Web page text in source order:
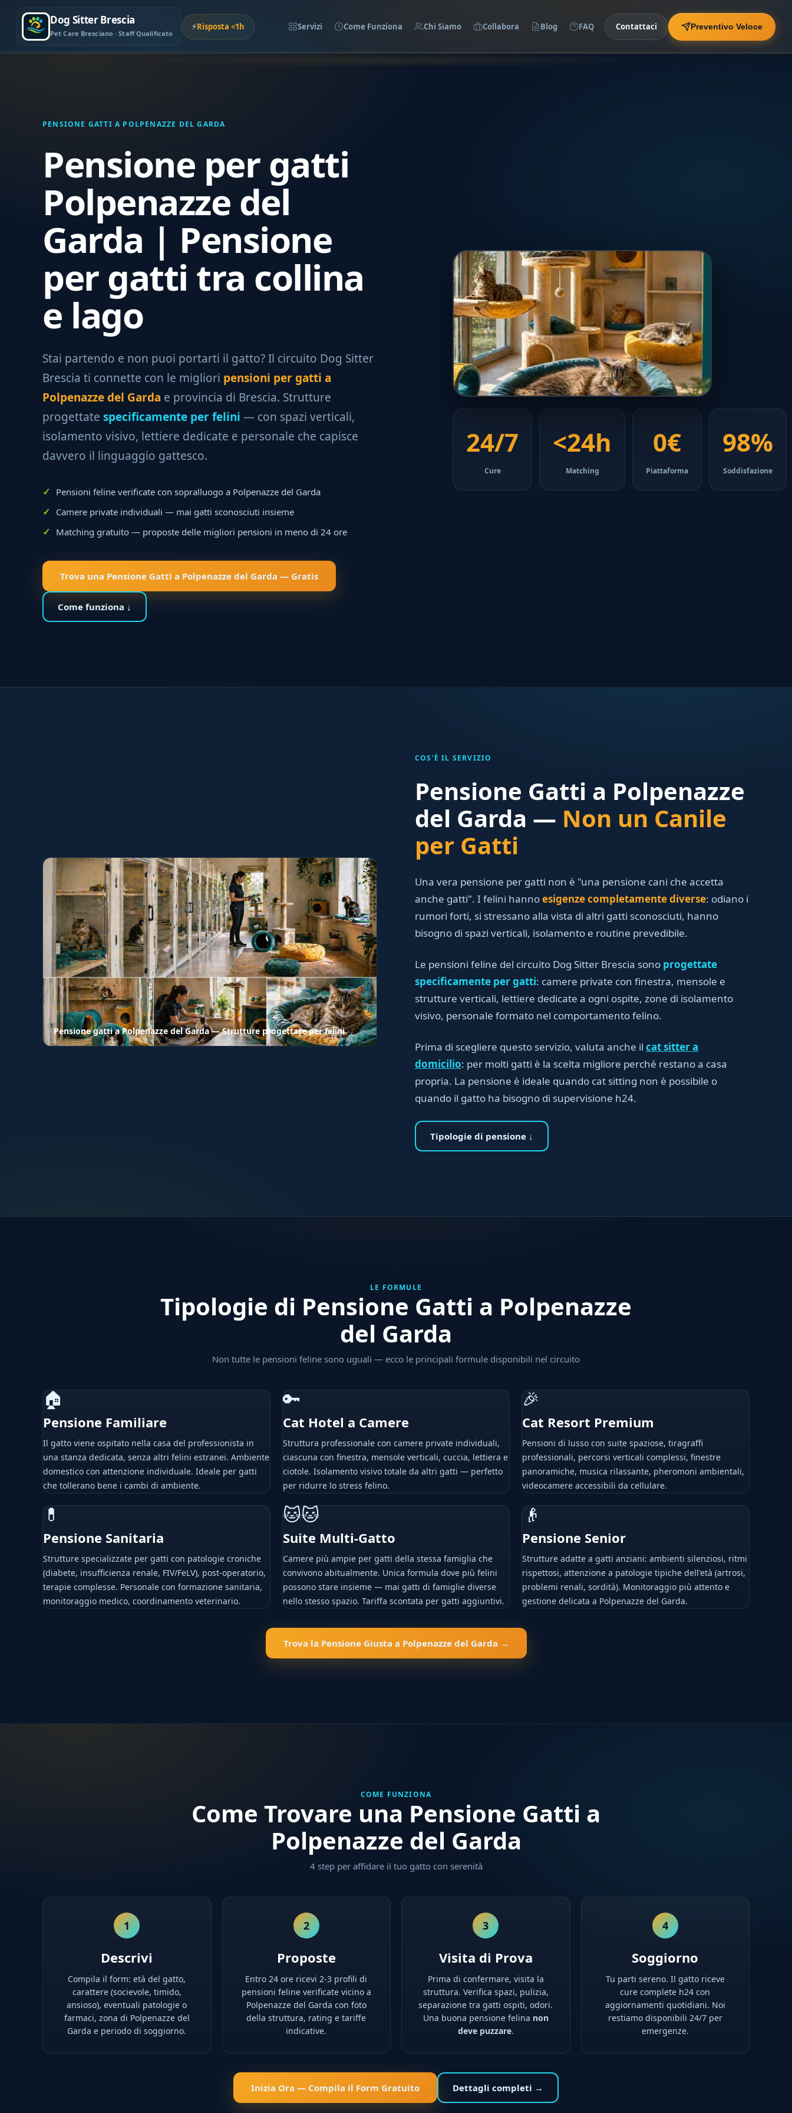
Dog Sitter Brescia
Pet Care Bresciano · Staff Qualificato
⚡Risposta <1h Servizi Come Funziona Chi Siamo Collabora Blog FAQ Contattaci Preventivo Veloce
PENSIONE GATTI A POLPENAZZE DEL GARDA
Pensione per gatti
Polpenazze del
Garda | Pensione
per gatti tra collina
e lago
Stai partendo e non puoi portarti il gatto? Il circuito Dog Sitter
Brescia ti connette con le migliori pensioni per gatti a
Polpenazze del Garda e provincia di Brescia. Strutture
progettate specificamente per felini — con spazi verticali,
isolamento visivo, lettiere dedicate e personale che capisce
davvero il linguaggio gattesco.
Pensioni feline verificate con sopralluogo a Polpenazze del Garda
Camere private individuali — mai gatti sconosciuti insieme
Matching gratuito — proposte delle migliori pensioni in meno di 24 ore
Trova una Pensione Gatti a Polpenazze del Garda — Gratis
Come funziona ↓
24/7
Cure
<24h
Matching
0€
Piattaforma
98%
Soddisfazione
Pensione gatti a Polpenazze del Garda — Strutture progettate per felini
COS'È IL SERVIZIO
Pensione Gatti a Polpenazze
del Garda — Non un Canile
per Gatti
Una vera pensione per gatti non è "una pensione cani che accetta
anche gatti". I felini hannoesigenze completamente diverse: odiano i
rumori forti, si stressano alla vista di altri gatti sconosciuti, hanno
bisogno di spazi verticali, isolamento e routine prevedibile.
Le pensioni feline del circuito Dog Sitter Brescia sono progettate
specificamente per gatti: camere private con finestra, mensole e
strutture verticali, lettiere dedicate a ogni ospite, zone di isolamento
visivo, personale formato nel comportamento felino.
Prima di scegliere questo servizio, valuta anche il cat sitter a
domicilio: per molti gatti è la scelta migliore perché restano a casa
propria. La pensione è ideale quando cat sitting non è possibile o
quando il gatto ha bisogno di supervisione h24.
Tipologie di pensione ↓
LE FORMULE
Tipologie di Pensione Gatti a Polpenazze
del Garda
Non tutte le pensioni feline sono uguali — ecco le principali formule disponibili nel circuito
🏠
Pensione Familiare
Il gatto viene ospitato nella casa del professionista in
una stanza dedicata, senza altri felini estranei. Ambiente
domestico con attenzione individuale. Ideale per gatti
che tollerano bene i cambi di ambiente.
🔑
Cat Hotel a Camere
Struttura professionale con camere private individuali,
ciascuna con finestra, mensole verticali, cuccia, lettiera e
ciotole. Isolamento visivo totale da altri gatti — perfetto
per ridurre lo stress felino.
🎉
Cat Resort Premium
Pensioni di lusso con suite spaziose, tiragraffi
professionali, percorsi verticali complessi, finestre
panoramiche, musica rilassante, pheromoni ambientali,
videocamere accessibili da cellulare.
💊
Pensione Sanitaria
Strutture specializzate per gatti con patologie croniche
(diabete, insufficienza renale, FIV/FeLV), post-operatorio,
terapie complesse. Personale con formazione sanitaria,
monitoraggio medico, coordinamento veterinario.
🐱🐱
Suite Multi-Gatto
Camere più ampie per gatti della stessa famiglia che
convivono abitualmente. Unica formula dove più felini
possono stare insieme — mai gatti di famiglie diverse
nello stesso spazio. Tariffa scontata per gatti aggiuntivi.
👴
Pensione Senior
Strutture adatte a gatti anziani: ambienti silenziosi, ritmi
rispettosi, attenzione a patologie tipiche dell'età (artrosi,
problemi renali, sordità). Monitoraggio più attento e
gestione delicata a Polpenazze del Garda.
Trova la Pensione Giusta a Polpenazze del Garda →
COME FUNZIONA
Come Trovare una Pensione Gatti a
Polpenazze del Garda
4 step per affidare il tuo gatto con serenità
1
Descrivi
Compila il form: età del gatto,
carattere (socievole, timido,
ansioso), eventuali patologie o
farmaci, zona di Polpenazze del
Garda e periodo di soggiorno.
2
Proposte
Entro 24 ore ricevi 2-3 profili di
pensioni feline verificate vicino a
Polpenazze del Garda con foto
della struttura, rating e tariffe
indicative.
3
Visita di Prova
Prima di confermare, visita la
struttura. Verifica spazi, pulizia,
separazione tra gatti ospiti, odori.
Una buona pensione felina non
deve puzzare.
4
Soggiorno
Tu parti sereno. Il gatto riceve
cure complete h24 con
aggiornamenti quotidiani. Noi
restiamo disponibili 24/7 per
emergenze.
Inizia Ora — Compila il Form Gratuito Dettagli completi →